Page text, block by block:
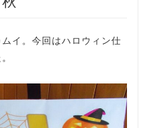
イ。今回はハロウィン仕